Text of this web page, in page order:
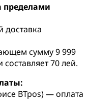
пределами
доставка
сумму 9 999
70 лей.
BTpos) — оплата